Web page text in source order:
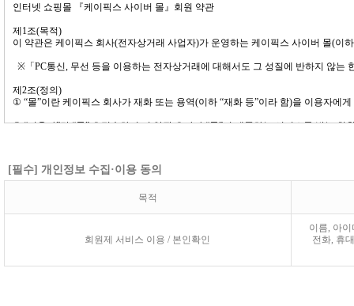
[필수] 개인정보 수집·이용 동의
목적
회원제 서비스 이용 / 본인확인
이름, 아
전화, 휴